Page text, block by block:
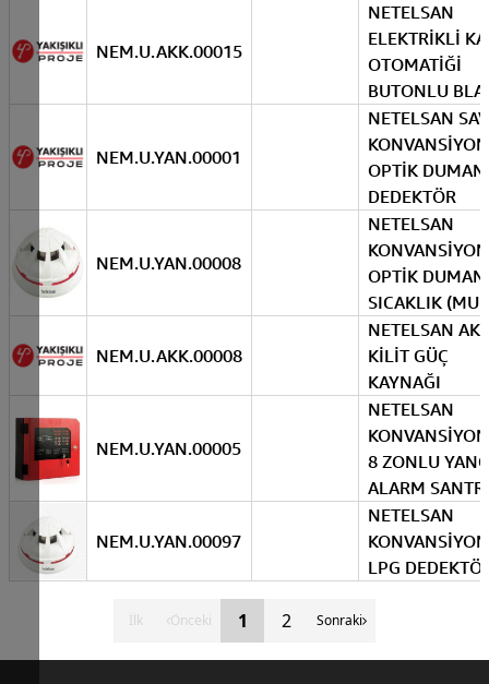
NEM.U.AKK.00015
NETELSAN
ELEKTRİKLİ
OTOMATİĞİ
BUTONLU
NEM.U.YAN.00001
NETELSAN
OPTİK DUMAN
DEDEKTÖR
NEM.U.YAN.00008
NETELSAN
OPTİK DUMAN
SICAKLIK (MU
NEM.U.AKK.00008
NETELSAN
KİLİT GÜÇ
KAYNAĞI
NEM.U.YAN.00005
NETELSAN
8 ZONLU
ALARM
NEM.U.YAN.00097
NETELSAN
LPG
İlk Önceki 1 2 Sonraki